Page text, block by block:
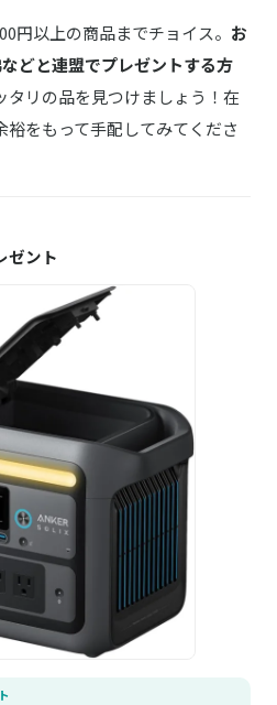
円以上の商品までチョイス。 お
どと連盟でプレゼントする方
タリの品を見つけましょう！在
をもって手配してみてくださ
ゼント